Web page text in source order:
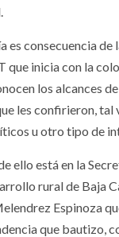
es consecuencia de
que inicia con la
los alcances
les confirieron, tal
u otro tipo de
ello está en la
rural de Baja
Espinoza
que bautizo,